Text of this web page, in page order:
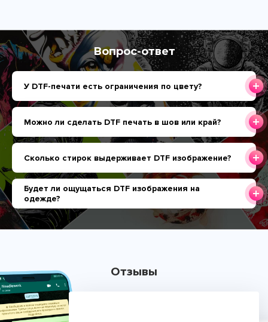
Вопрос-ответ
У DTF-печати есть ограничения по цвету?
Можно ли сделать DTF печать в шов или край?
Сколько стирок выдерживает DTF изображение?
Будет ли ощущаться DTF изображения на
одежде?
Отзывы